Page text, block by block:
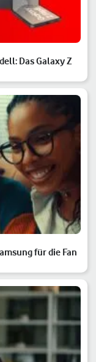
Das Galaxy Z
für die Fan